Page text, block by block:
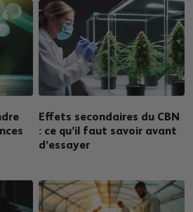
Effets secondaires du CBN
: ce qu’il faut savoir avant
d’essayer